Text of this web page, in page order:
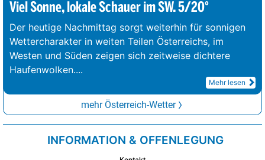
Viel Sonne, lokale Schauer im SW. 5/20°
Der heutige Nachmittag sorgt weiterhin für sonnigen
Wettercharakter in weiten Teilen Österreichs, im
Westen und Süden zeigen sich zeitweise dichtere
Haufenwolken....
Mehr lesen
mehr Österreich-Wetter
INFORMATION & OFFENLEGUNG